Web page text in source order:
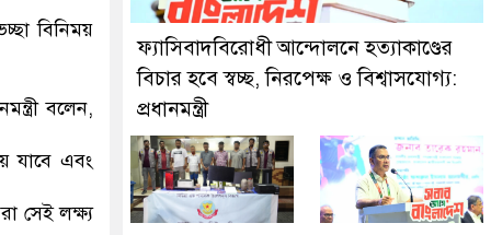
গ্রেফতার করেছে মিরপুর মডেল থানা পুলিশ
বিনিময়
বলেন,
যাবে এবং
সেই লক্ষ্য
ফ্যাসিবাদবিরোধী আন্দোলনে হত্যাকাণ্ডের
বিচার হবে স্বচ্ছ, নিরপেক্ষ ও বিশ্বাসযোগ্য:
প্রধানমন্ত্রী